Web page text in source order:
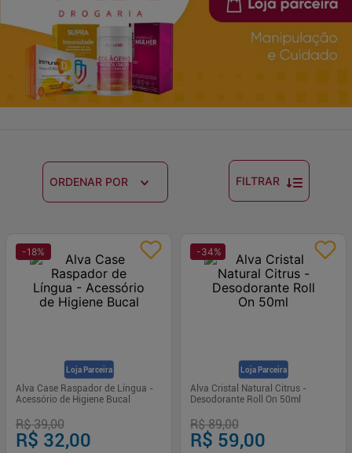
ORDENAR POR FILTRAR
Loja Parceira
-18%
Alva Case Raspador de Língua -
Acessório de Higiene Bucal
R$ 39,00
R$ 32,00
Loja Parceira
-34%
Alva Cristal Natural Citrus -
Desodorante Roll On 50ml
R$ 89,00
R$ 59,00